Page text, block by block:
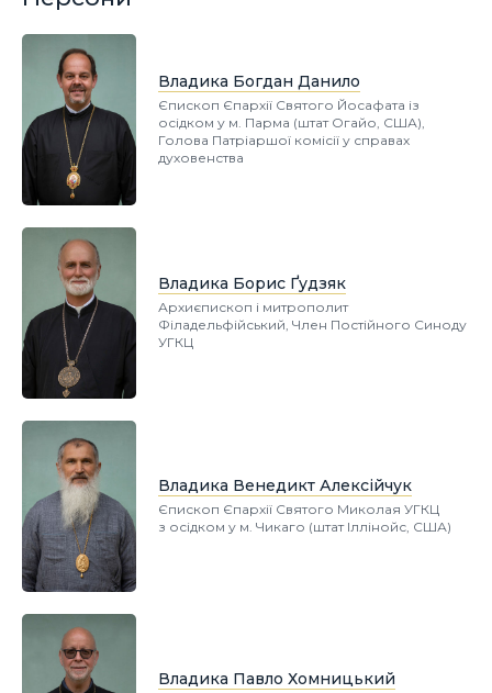
Владика Богдан Данило
Єпископ Єпархії Святого Йосафата із
осідком у м. Парма (штат Огайо, США),
Голова Патріаршої комісії у справах
духовенства
Владика Борис Ґудзяк
Архиєпископ і митрополит
Філадельфійський, Член Постійного Синоду
УГКЦ
Владика Венедикт Алексійчук
Єпископ Єпархії Святого Миколая УГКЦ
з осідком у м. Чикаго (штат Іллінойс, США)
Владика Павло Хомницький